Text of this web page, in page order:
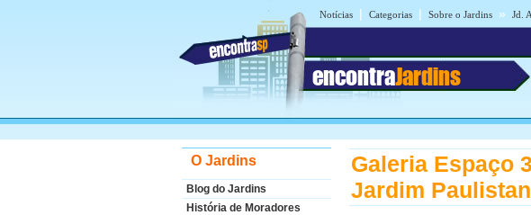
Notícias | Categorias | Sobre o Jardins » Jd.
encontraJardins
O Jardins
Blog do Jardins
História de Moradores
Galeria Espaço
Jardim